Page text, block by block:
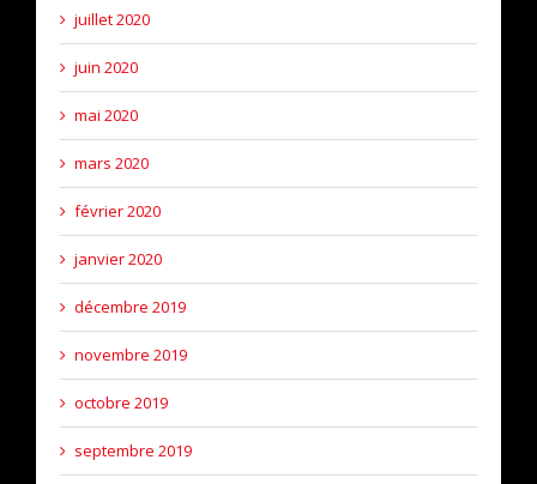
juillet 2020
juin 2020
mai 2020
mars 2020
février 2020
janvier 2020
décembre 2019
novembre 2019
octobre 2019
septembre 2019